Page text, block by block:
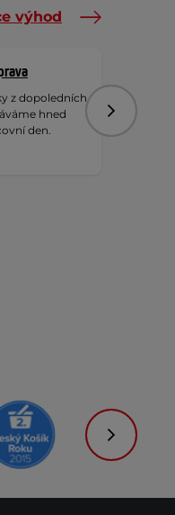
výhod
z dopoledních
hned
den.